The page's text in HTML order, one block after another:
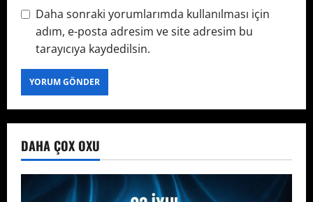
Daha sonraki yorumlarımda kullanılması için
adım, e-posta adresim ve site adresim bu
tarayıcıya kaydedilsin.
DAHA ÇOX OXU